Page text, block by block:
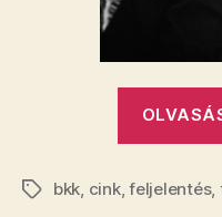
Címkék
bkk cink,feljelentés,